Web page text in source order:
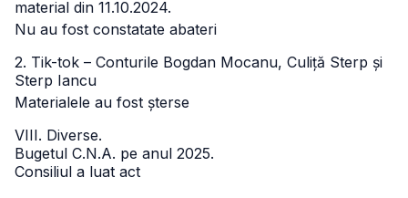
material din 11.10.2024.
Nu au fost constatate abateri
2. Tik-tok – Conturile Bogdan Mocanu, Culiță Sterp și
Sterp Iancu
Materialele au fost șterse
VIII. Diverse.
Bugetul C.N.A. pe anul 2025.
Consiliul a luat act